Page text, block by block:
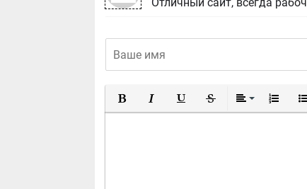
Полужирный
КурсивПодчеркнутый
Зачеркнутый